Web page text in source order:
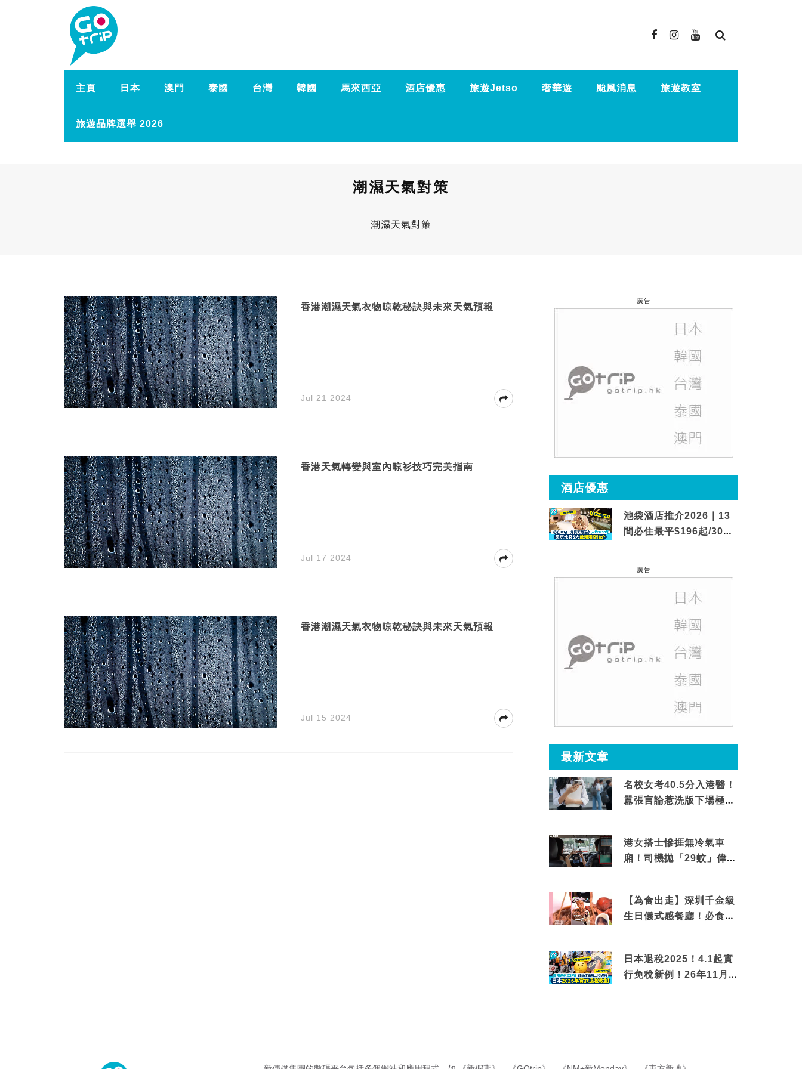
主頁 日本 澳門 泰國 台灣 韓國 馬來西亞 酒店優惠 旅遊Jetso 奢華遊 颱風消息 旅遊教室
旅遊品牌選舉 2026
潮濕天氣對策
潮濕天氣對策
香港潮濕天氣衣物晾乾秘訣與未來天氣預報
Jul 21 2024
香港天氣轉變與室內晾衫技巧完美指南
Jul 17 2024
香港潮濕天氣衣物晾乾秘訣與未來天氣預報
Jul 15 2024
廣告
酒店優惠
池袋酒店推介2026｜13
間必住最平$196起/30秒
廣告
最新文章
名校女考40.5分入港醫！
囂張言論惹洗版下場極震
港女搭士慘捱無冷氣車
廂！司機拋「29蚊」偉論
【為食出走】深圳千金級
生日儀式感餐廳！必食失
日本退稅2025！4.1起實
行免稅新例！26年11月